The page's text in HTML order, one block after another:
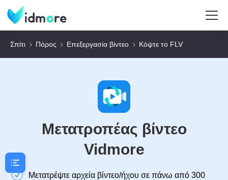
Σπίτι Πόρος Επεξεργασία βίντεο Κόψτε το FLV
Μετατροπέας βίντεο
Vidmore
Μετατρέψτε αρχεία βίντεο/ήχου σε πάνω από 300